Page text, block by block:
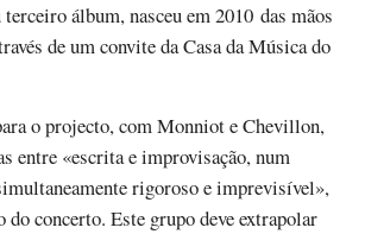
terceiro álbum, nasceu em 2010 das mãos
de um convite da Casa da Música do
o projecto, com Monniot e Chevillon,
entre «escrita e improvisação, num
rigoroso e imprevisível»,
do concerto. Este grupo deve extrapolar